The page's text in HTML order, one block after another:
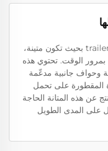
تم تصميم إطارات ST205 75R15 للقtrailers بحيث تكون متينة،
بمرور الوقت. تحتوي هذه
وحواف جانبية مدعّمة
المقطورة على تحمل
عن هذه المتانة الحاجة
على المدى الطويل